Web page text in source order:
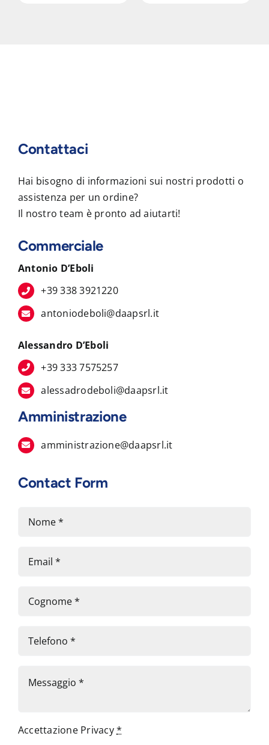
Contattaci
Hai bisogno di informazioni sui nostri prodotti o
assistenza per un ordine?
Il nostro team è pronto ad aiutarti!
Commerciale
Antonio D’Eboli
+39 338 3921220
antoniodeboli@daapsrl.it
Alessandro D’Eboli
+39 333 7575257
alessadrodeboli@daapsrl.it
Amministrazione
amministrazione@daapsrl.it
Contact Form
Accettazione Privacy*